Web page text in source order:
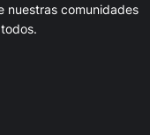
nuestras comunidades